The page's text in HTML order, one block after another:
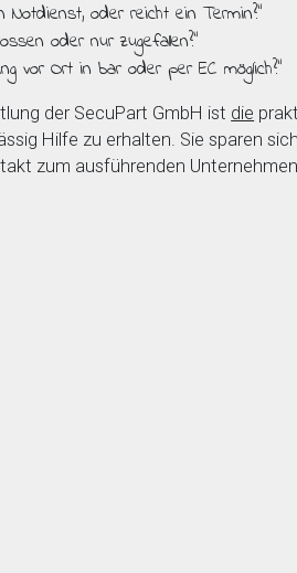
Notdienst, oder reicht ein Termin?”
oder nur zugefallen?”
vor Ort in bar oder per EC möglich?”
der SecuPart GmbH ist die
Hilfe zu erhalten. Sie sparen
zum ausführenden